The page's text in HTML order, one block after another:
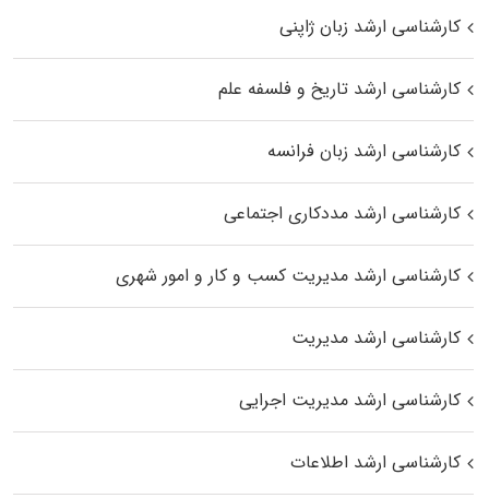
کارشناسی ارشد زبان ژاپنی
کارشناسی ارشد تاریخ و فلسفه علم
کارشناسی ارشد زبان فرانسه
کارشناسی ارشد مددکاری اجتماعی
کارشناسی ارشد مدیریت کسب و کار و امور شهری
کارشناسی ارشد مدیریت
کارشناسی ارشد مدیریت اجرایی
کارشناسی ارشد اطلاعات